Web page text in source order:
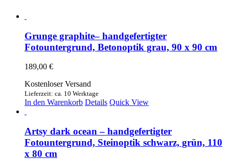
Grunge graphite– handgefertigter
Fotountergrund, Betonoptik grau, 90 x 90 cm
189,00 €
Kostenloser Versand
Lieferzeit: ca. 10 Werktage
In den Warenkorb Details Quick View
Artsy dark ocean – handgefertigter
Fotountergrund, Steinoptik schwarz, grün, 110
x 80 cm